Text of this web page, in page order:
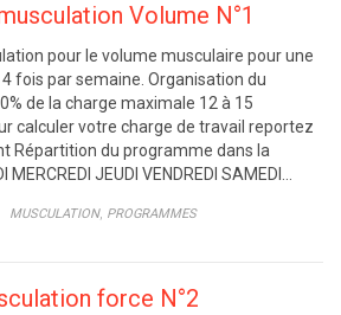
Volume N°1
pour le volume musculaire pour une
fois par semaine. Organisation du
de la charge maximale 12 à 15
calculer votre charge de travail reportez
Répartition du programme dans la
JEUDI VENDREDI SAMEDI…
CATEGORY
MUSCULATION, PROGRAMMES
force N°2